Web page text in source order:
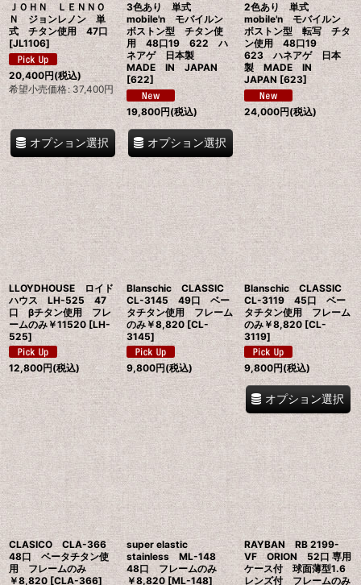
ＪＯＨＮ ＬＥＮＮＯ
Ｎ ジョンレノン 単
式 チタン使用 47口
[JL1106]
20,400円(税込)
希望小売価格: 37,400円
オプション選択
3色あり 単式
mobile'n モバイルン
ボストン型 チタン使
用 48口19 622 ハ
ネアゲ 日本製
MADE IN JAPAN
[622]
19,800円(税込)
オプション選択
2色あり 単式
mobile'n モバイルン
ボストン型 転写 チタ
ン使用 48口19
623 ハネアゲ 日本
製 MADE IN
JAPAN [623]
24,000円(税込)
LLOYDHOUSE ロイド
ハウス LH-525 47
口 βチタン使用 フレ
ームのみ￥11520 [LH-
525]
12,800円(税込)
Blanschic CLASSIC
CL-3145 49口 ベー
タチタン使用 フレーム
のみ￥8,820 [CL-
3145]
9,800円(税込)
Blanschic CLASSIC
CL-3119 45口 ベー
タチタン使用 フレーム
のみ￥8,820 [CL-
3119]
9,800円(税込)
オプション選択
CLASICO CLA-366
48口 ベータチタン使
用 フレームのみ
￥8,820 [CLA-366]
super elastic
stainless ML-148
48口 フレームのみ
￥8,820 [ML-148]
RAYBAN RB 2199-
VF ORION 52口 専用
ケース付 球面薄型1.6
レンズ付 フレームのみ